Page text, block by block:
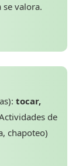
se valora.
tocar,
de
chapoteo)